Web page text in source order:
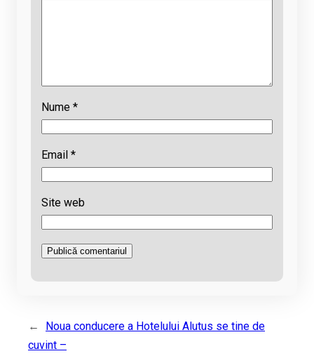
Nume *
Email *
Site web
←
Noua conducere a Hotelului Alutus se tine de
cuvint –